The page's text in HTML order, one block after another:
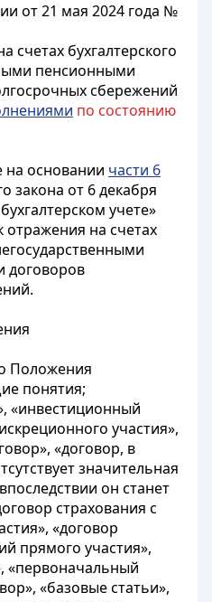
от 21 мая 2024 года №
счетах бухгалтерского
пенсионными
сбережений
по состоянию
основании части 6
закона от 6 декабря
учете»
отражения на счетах
договоров
Положения
понятия;
«инвестиционный
участия»,
«договор, в
значительная
он станет
страхования с
«договор
прямого участия»,
«первоначальный
«базовые статьи»,